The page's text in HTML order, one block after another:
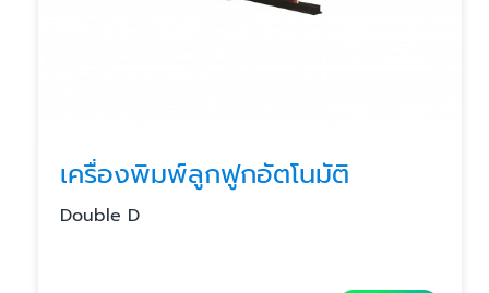
เครื่องพิมพ์ลูกฟูกอัตโนมัติ
Double D